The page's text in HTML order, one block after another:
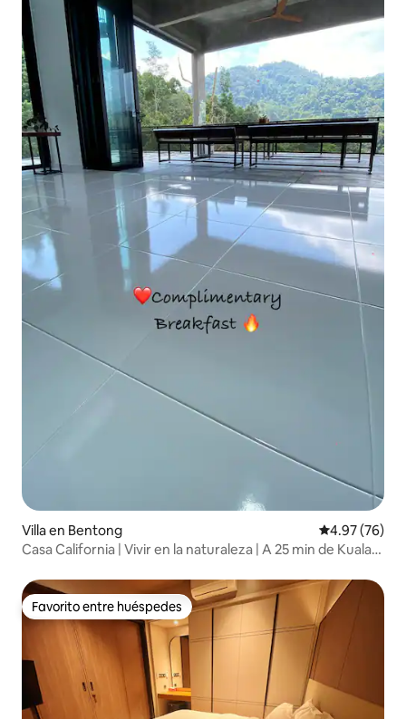
Villa en Bentong Calificación
4.97 (76)
Casa California | Vivir en la naturaleza | A 25 min de Kuala
Favorito entre huéspedes
Favorito entre huéspedes